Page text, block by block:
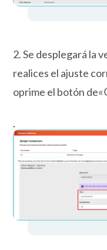
2. Se desplegará la
realices el ajuste
oprime el botón de«